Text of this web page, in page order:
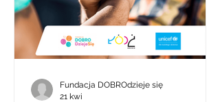
wspierającym środowisku możliwość
rozwoju zawodowego i zdobywania
doświadczenia Godziny pracy dni
powszednie: 16:00–20:0
Fundacja DOBROdzieje się
21 kwi